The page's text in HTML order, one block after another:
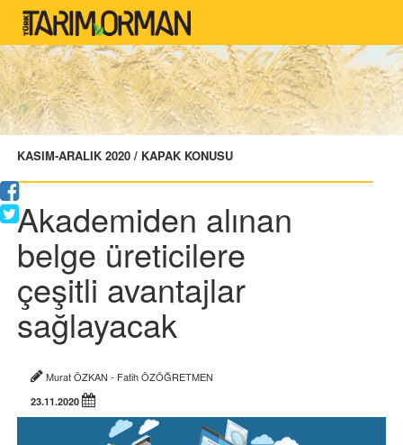
KASIM-ARALIK 2020 / KAPAK KONUSU
Akademiden alınan
belge üreticilere
çeşitli avantajlar
sağlayacak
Murat ÖZKAN - Fatih ÖZÖĞRETMEN
23.11.2020